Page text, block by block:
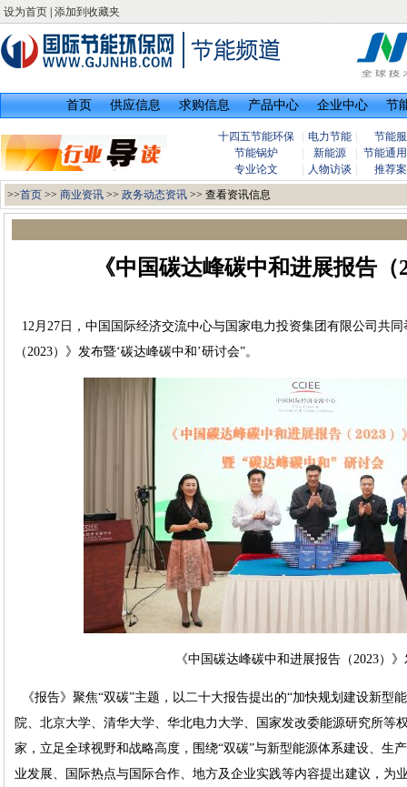
设为首页 添加到收藏夹
首页 供应信息 求购信息 产品中心 企业中心 节
十四五节能环保 电力节能
节能
节能锅炉
新能源
节能通
专业论文
人物访谈
推荐
>>首页>> 商业资讯>> 政务动态资讯>> 查看资讯信息
《中国碳达峰碳中和进展报告（
12月27日，中国国际经济交流中心与国家电力投资集团有限公司共
（2023）》发布暨‘碳达峰碳中和’研讨会”。
《中国碳达峰碳中和进展报告（2023）
《报告》聚焦“双碳”主题，以二十大报告提出的“加快规划建设新型
院、北京大学、清华大学、华北电力大学、国家发改委能源研究所等
家，立足全球视野和战略高度，围绕“双碳”与新型能源体系建设、生
业发展、国际热点与国际合作、地方及企业实践等内容提出建议，为